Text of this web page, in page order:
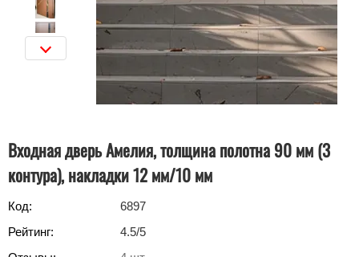
Входная дверь Амелия, толщина полотна 90 мм (3
контура), накладки 12 мм/10 мм
Код:
6897
Рейтинг:
4.5/5